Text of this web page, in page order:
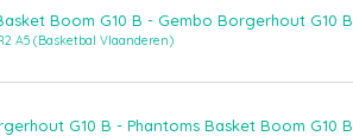
Boom G10 B - Gembo Borgerhout G10 B
A5 (Basketbal Vlaanderen)
G10 B - Phantoms Basket Boom G10 B